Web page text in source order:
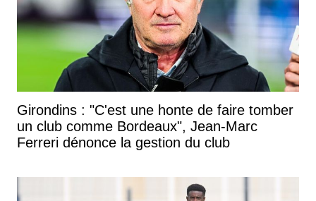
Girondins : "C'est une honte de faire tomber
un club comme Bordeaux", Jean-Marc
Ferreri dénonce la gestion du club